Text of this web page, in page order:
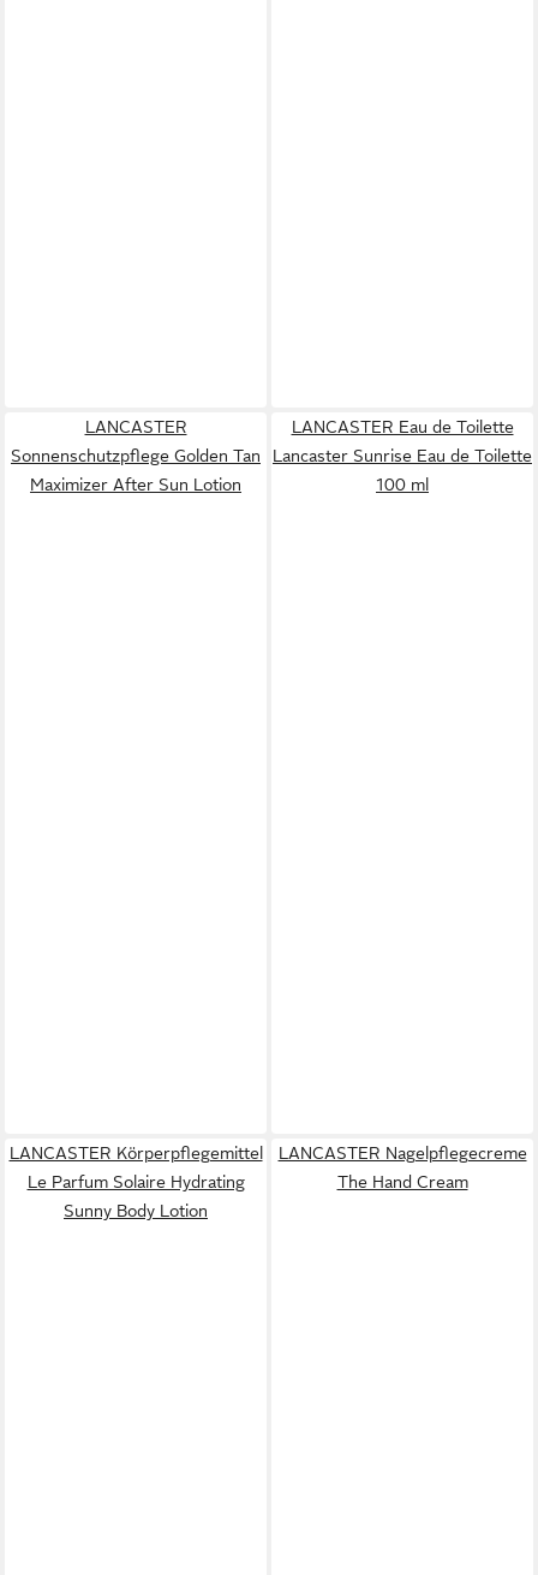
LANCASTER
Sonnenschutzpflege Golden Tan
Maximizer After Sun Lotion
LANCASTER Eau de Toilette
Lancaster Sunrise Eau de Toilette
100 ml
LANCASTER Körperpflegemittel
Le Parfum Solaire Hydrating
Sunny Body Lotion
LANCASTER Nagelpflegecreme
The Hand Cream